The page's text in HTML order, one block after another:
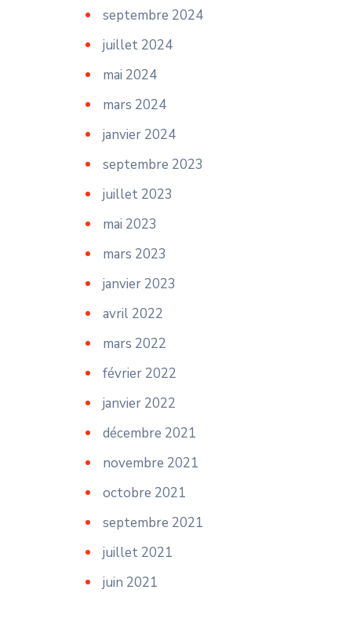
septembre 2024
juillet 2024
mai 2024
mars 2024
janvier 2024
septembre 2023
juillet 2023
mai 2023
mars 2023
janvier 2023
avril 2022
mars 2022
février 2022
janvier 2022
décembre 2021
novembre 2021
octobre 2021
septembre 2021
juillet 2021
juin 2021